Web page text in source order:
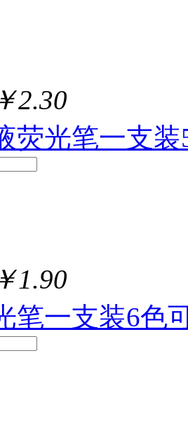
￥2.30
荧光笔一支装
￥1.90
笔一支装6色